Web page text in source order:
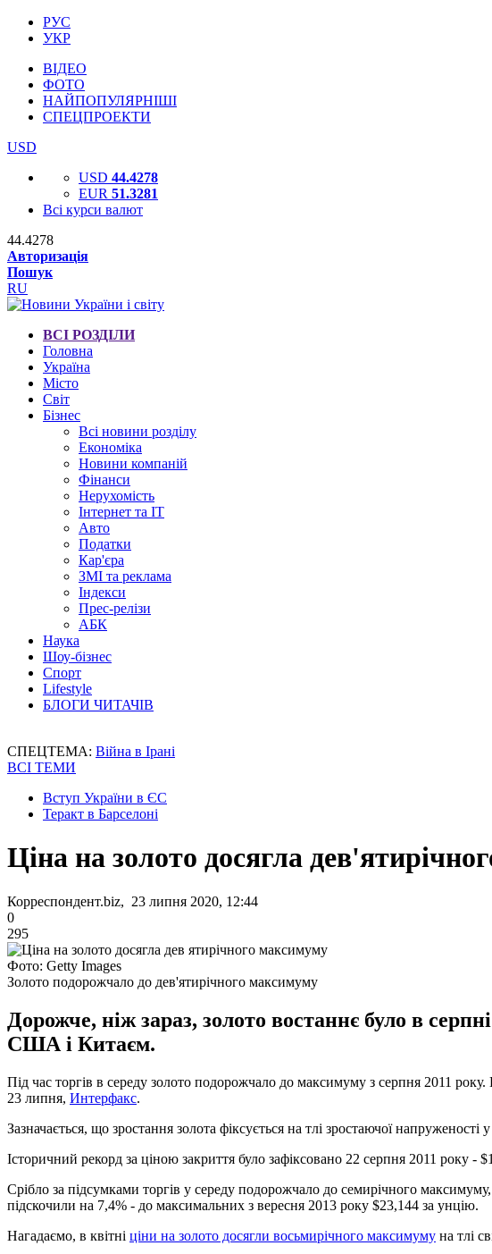
РУС
УКР
ВІДЕО
ФОТО
НАЙПОПУЛЯРНІШІ
СПЕЦПРОЕКТИ
USD
USD 44.4278
EUR 51.3281
Всі курси валют
44.4278
Авторизація
Пошук
RU
ВСІ РОЗДІЛИ
Головна
Україна
Місто
Світ
Бізнес
Всі новини розділу
Економіка
Новини компаній
Фінанси
Нерухомість
Інтернет та IT
Авто
Податки
Кар'єра
ЗМІ та реклама
Індекси
Прес-релізи
АБК
Наука
Шоу-бізнес
Спорт
Lifestyle
БЛОГИ ЧИТАЧІВ
СПЕЦТЕМА: Війна в Ірані
ВСІ ТЕМИ
Вступ України в ЄС
Теракт в Барселоні
Ціна на золото досягла
Корреспондент.biz, 23 липня 2020, 12:44
0
295
Фото: Getty Images
Золото подорожчало до дев'ятирічного максимуму
Дорожче, ніж зараз, золото востаннє було в
США і Китаєм.
Під час торгів в середу золото подорожчало до максимуму з серпня 2011
23 липня, Интерфакс.
Зазначається, що зростання золота фіксується на тлі зростаючої
Історичний рекорд за ціною закриття було зафіксовано 22 серпня 2011 року
Срібло за підсумками торгів у середу подорожчало до семирічного
підскочили на 7,4% - до максимальних з вересня 2013 року $23,144 за унцію.
Нагадаємо, в квітні ціни на золото досягли восьмирічного максимуму на тлі